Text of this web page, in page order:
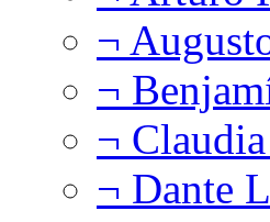
¬
¬
¬
¬ Dante